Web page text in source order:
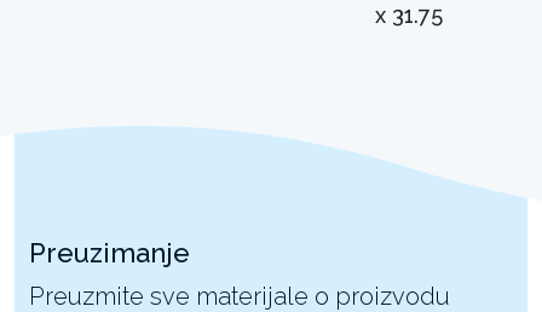
x 31.75
Preuzimanje
Preuzmite sve materijale o proizvodu